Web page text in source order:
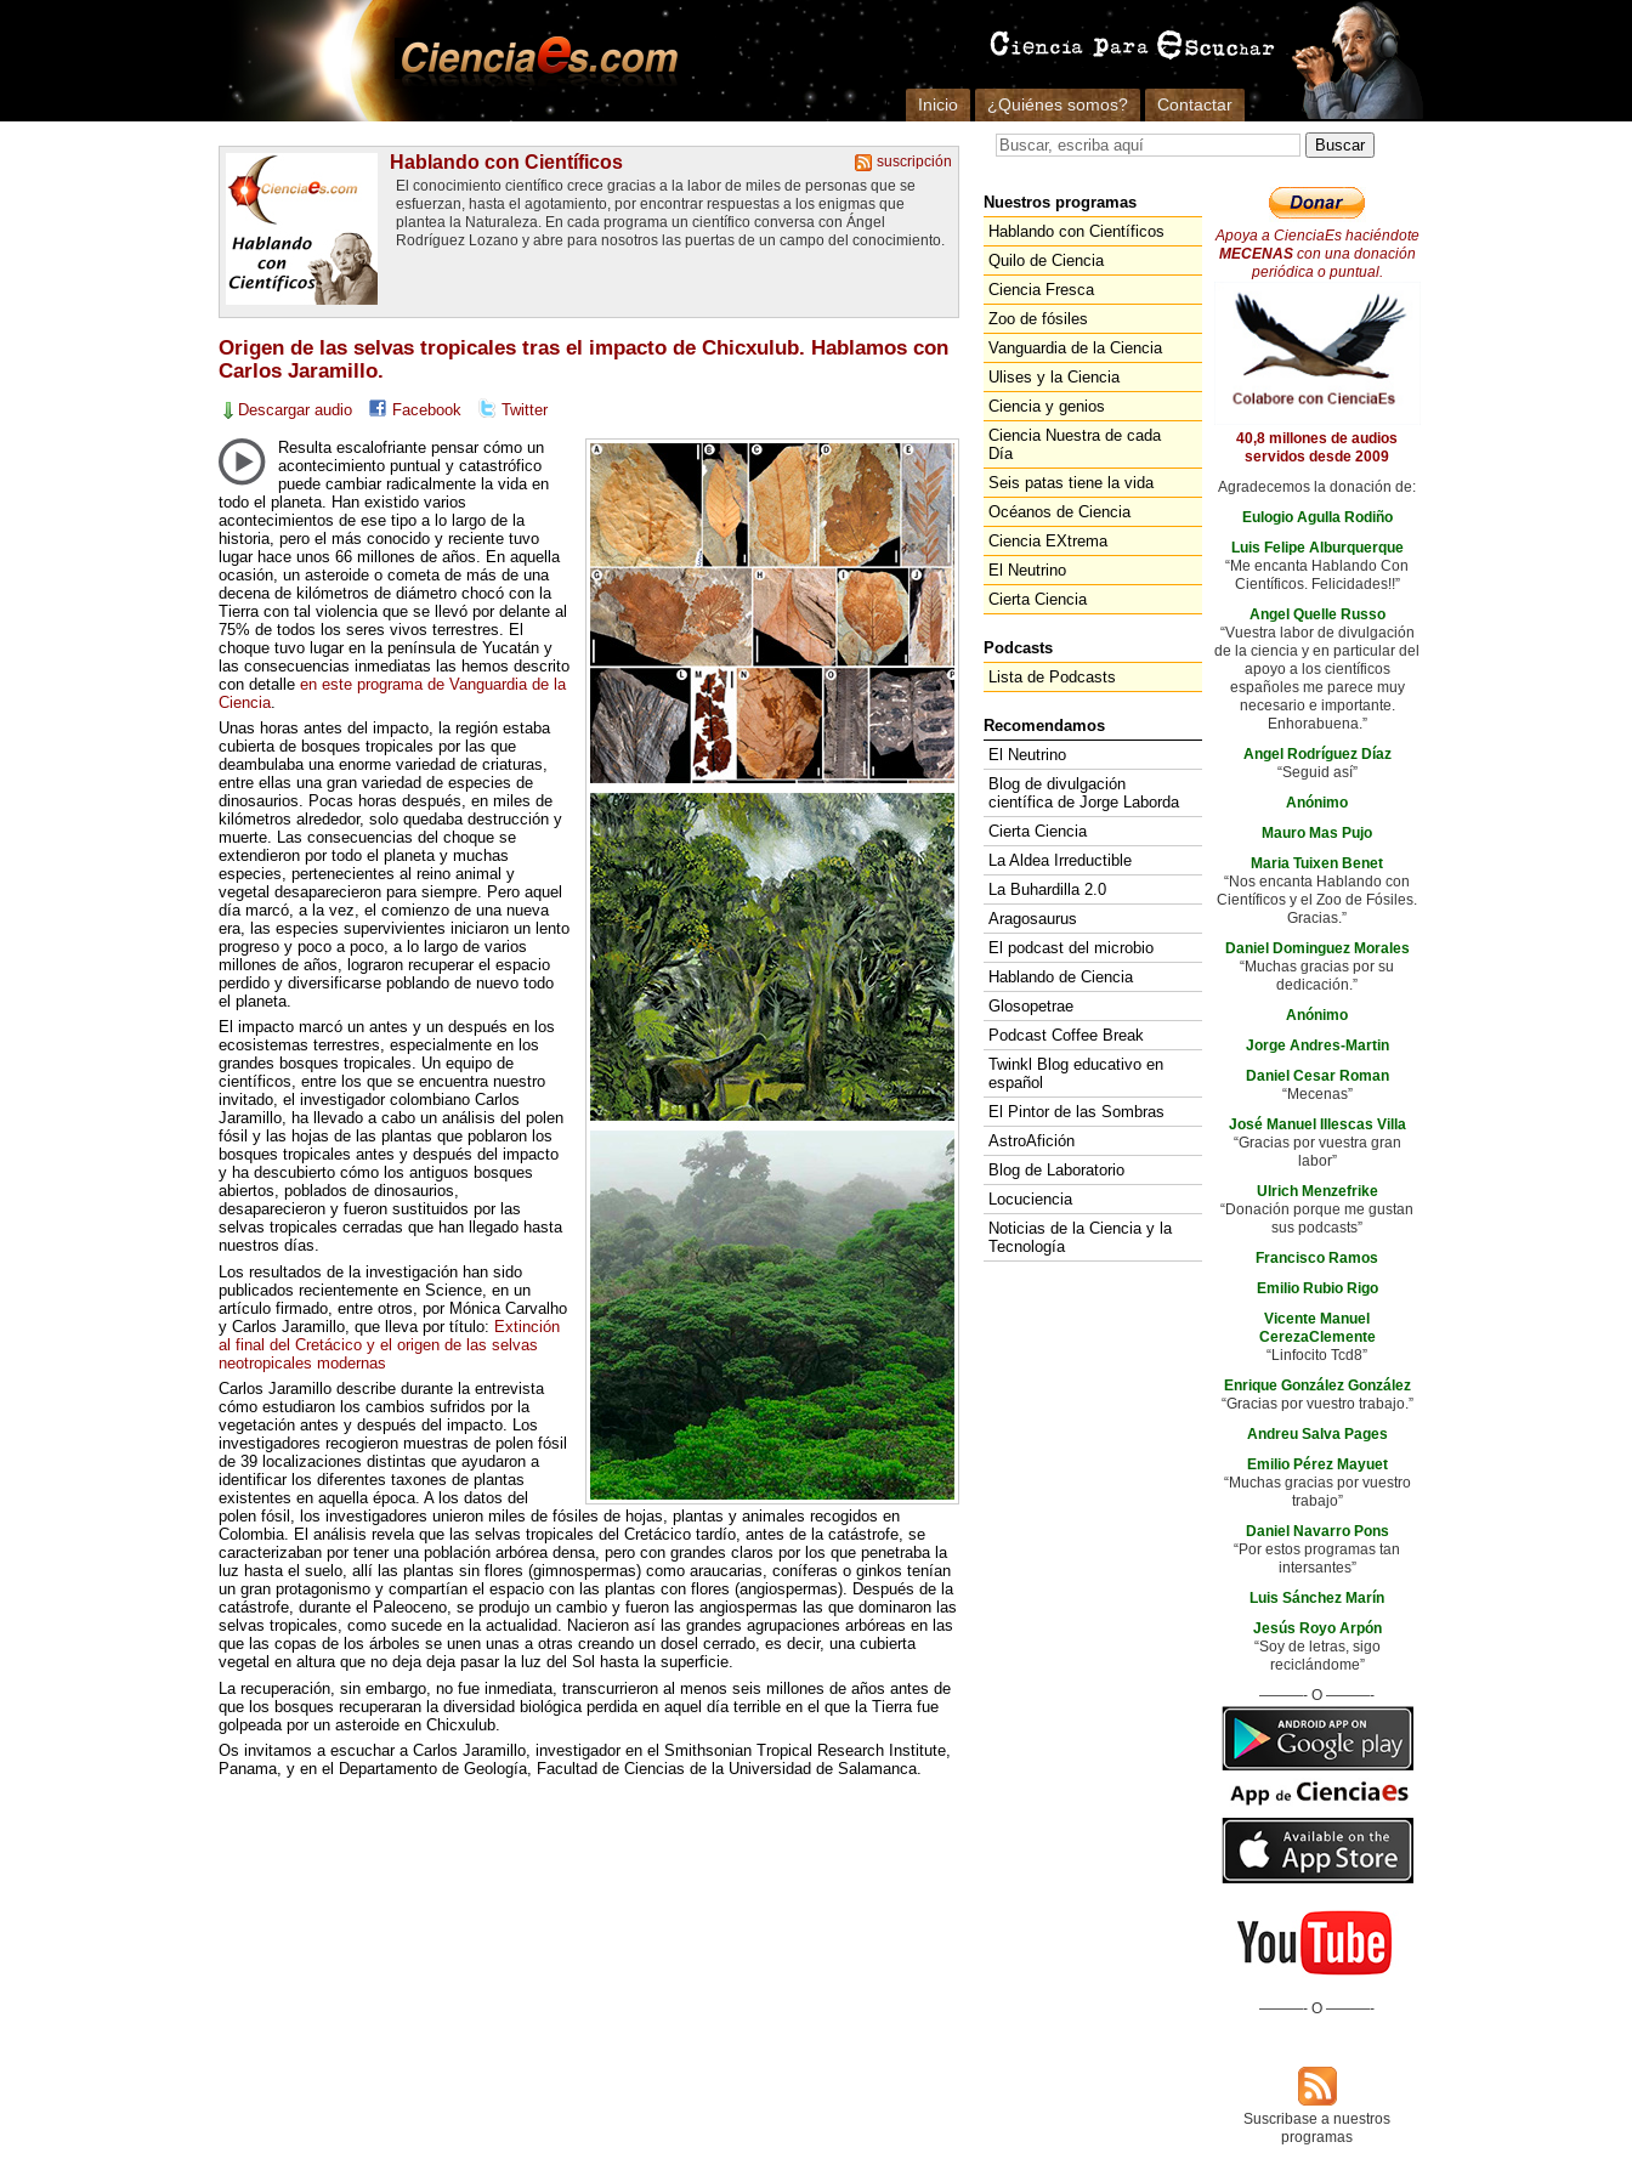
Inicio ¿Quiénes somos? Contactar
suscripción
Hablando con Científicos
El conocimiento científico crece gracias a la labor de miles de personas que se
esfuerzan, hasta el agotamiento, por encontrar respuestas a los enigmas que
plantea la Naturaleza. En cada programa un científico conversa con Ángel
Rodríguez Lozano y abre para nosotros las puertas de un campo del conocimiento.
Origen de las selvas tropicales tras el impacto de Chicxulub. Hablamos con
Carlos Jaramillo.
Descargar audio Facebook Twitter
Resulta escalofriante pensar cómo un
acontecimiento puntual y catastrófico
puede cambiar radicalmente la vida en
todo el planeta. Han existido varios
acontecimientos de ese tipo a lo largo de la
historia, pero el más conocido y reciente tuvo
lugar hace unos 66 millones de años. En aquella
ocasión, un asteroide o cometa de más de una
decena de kilómetros de diámetro chocó con la
Tierra con tal violencia que se llevó por delante al
75% de todos los seres vivos terrestres. El
choque tuvo lugar en la península de Yucatán y
las consecuencias inmediatas las hemos descrito
con detalle en este programa de Vanguardia de la
Ciencia.
Unas horas antes del impacto, la región estaba
cubierta de bosques tropicales por las que
deambulaba una enorme variedad de criaturas,
entre ellas una gran variedad de especies de
dinosaurios. Pocas horas después, en miles de
kilómetros alrededor, solo quedaba destrucción y
muerte. Las consecuencias del choque se
extendieron por todo el planeta y muchas
especies, pertenecientes al reino animal y
vegetal desaparecieron para siempre. Pero aquel
día marcó, a la vez, el comienzo de una nueva
era, las especies supervivientes iniciaron un lento
progreso y poco a poco, a lo largo de varios
millones de años, lograron recuperar el espacio
perdido y diversificarse poblando de nuevo todo
el planeta.
El impacto marcó un antes y un después en los
ecosistemas terrestres, especialmente en los
grandes bosques tropicales. Un equipo de
científicos, entre los que se encuentra nuestro
invitado, el investigador colombiano Carlos
Jaramillo, ha llevado a cabo un análisis del polen
fósil y las hojas de las plantas que poblaron los
bosques tropicales antes y después del impacto
y ha descubierto cómo los antiguos bosques
abiertos, poblados de dinosaurios,
desaparecieron y fueron sustituidos por las
selvas tropicales cerradas que han llegado hasta
nuestros días.
Los resultados de la investigación han sido
publicados recientemente en Science, en un
artículo firmado, entre otros, por Mónica Carvalho
y Carlos Jaramillo, que lleva por título: Extinción
al final del Cretácico y el origen de las selvas
neotropicales modernas
Carlos Jaramillo describe durante la entrevista
cómo estudiaron los cambios sufridos por la
vegetación antes y después del impacto. Los
investigadores recogieron muestras de polen fósil
de 39 localizaciones distintas que ayudaron a
identificar los diferentes taxones de plantas
existentes en aquella época. A los datos del
polen fósil, los investigadores unieron miles de fósiles de hojas, plantas y animales recogidos en
Colombia. El análisis revela que las selvas tropicales del Cretácico tardío, antes de la catástrofe, se
caracterizaban por tener una población arbórea densa, pero con grandes claros por los que penetraba la
luz hasta el suelo, allí las plantas sin flores (gimnospermas) como araucarias, coníferas o ginkos tenían
un gran protagonismo y compartían el espacio con las plantas con flores (angiospermas). Después de la
catástrofe, durante el Paleoceno, se produjo un cambio y fueron las angiospermas las que dominaron las
selvas tropicales, como sucede en la actualidad. Nacieron así las grandes agrupaciones arbóreas en las
que las copas de los árboles se unen unas a otras creando un dosel cerrado, es decir, una cubierta
vegetal en altura que no deja deja pasar la luz del Sol hasta la superficie.
La recuperación, sin embargo, no fue inmediata, transcurrieron al menos seis millones de años antes de
que los bosques recuperaran la diversidad biológica perdida en aquel día terrible en el que la Tierra fue
golpeada por un asteroide en Chicxulub.
Os invitamos a escuchar a Carlos Jaramillo, investigador en el Smithsonian Tropical Research Institute,
Panama, y en el Departamento de Geología, Facultad de Ciencias de la Universidad de Salamanca.
Nuestros programas
Hablando con Científicos
Quilo de Ciencia
Ciencia Fresca
Zoo de fósiles
Vanguardia de la Ciencia
Ulises y la Ciencia
Ciencia y genios
Ciencia Nuestra de cada
Día
Seis patas tiene la vida
Océanos de Ciencia
Ciencia EXtrema
El Neutrino
Cierta Ciencia
Podcasts
Lista de Podcasts
Recomendamos
El Neutrino
Blog de divulgación
científica de Jorge Laborda
Cierta Ciencia
La Aldea Irreductible
La Buhardilla 2.0
Aragosaurus
El podcast del microbio
Hablando de Ciencia
Glosopetrae
Podcast Coffee Break
Twinkl Blog educativo en
español
El Pintor de las Sombras
AstroAfición
Blog de Laboratorio
Locuciencia
Noticias de la Ciencia y la
Tecnología
Apoya a CienciaEs haciéndote
MECENAScon una donación
periódica o puntual.
40,8 millones de audios
servidos desde 2009
Agradecemos la donación de:
Eulogio Agulla Rodiño
Luis Felipe Alburquerque
“Me encanta Hablando Con
Científicos. Felicidades!!”
Angel Quelle Russo
“Vuestra labor de divulgación
de la ciencia y en particular del
apoyo a los científicos
españoles me parece muy
necesario e importante.
Enhorabuena.”
Angel Rodríguez Díaz
“Seguid así”
Anónimo
Mauro Mas Pujo
Maria Tuixen Benet
“Nos encanta Hablando con
Científicos y el Zoo de Fósiles.
Gracias.”
Daniel Dominguez Morales
“Muchas gracias por su
dedicación.”
Anónimo
Jorge Andres-Martin
Daniel Cesar Roman
“Mecenas”
José Manuel Illescas Villa
“Gracias por vuestra gran
labor”
Ulrich Menzefrike
“Donación porque me gustan
sus podcasts”
Francisco Ramos
Emilio Rubio Rigo
Vicente Manuel
CerezaClemente
“Linfocito Tcd8”
Enrique González González
“Gracias por vuestro trabajo.”
Andreu Salva Pages
Emilio Pérez Mayuet
“Muchas gracias por vuestro
trabajo”
Daniel Navarro Pons
“Por estos programas tan
intersantes”
Luis Sánchez Marín
Jesús Royo Arpón
“Soy de letras, sigo
reciclándome”
———- O ———-
———- O ———-
Suscribase a nuestros
programas